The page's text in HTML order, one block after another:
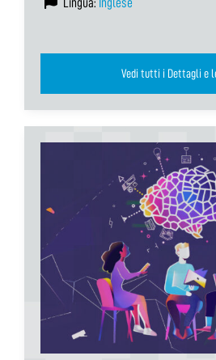
Lingua: Inglese